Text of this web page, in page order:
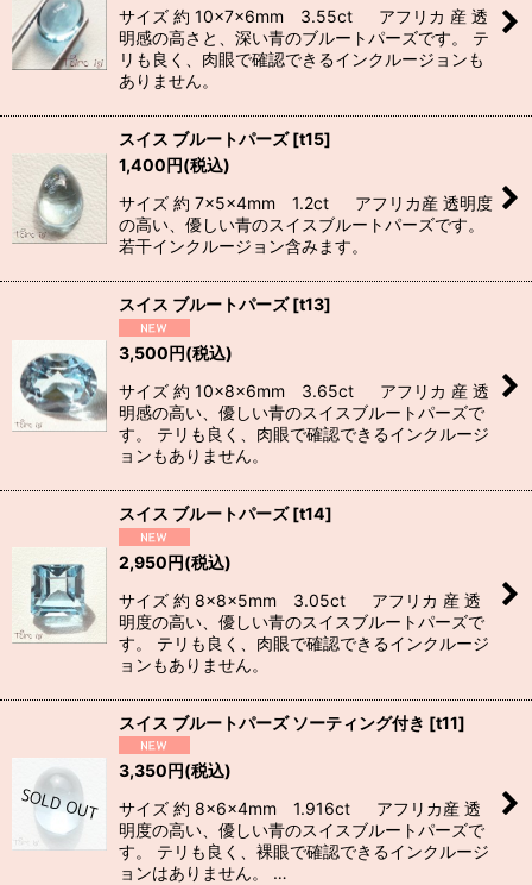
サイズ 約 10×7×6mm 3.55ct アフリカ 産 透
明感の高さと、深い青のブルートパーズです。 テ
リも良く、肉眼で確認できるインクルージョンも
ありません。
スイス ブルートパーズ[t15]
1,400円(税込)
サイズ 約 7×5×4mm 1.2ct アフリカ産 透明度
の高い、優しい青のスイスブルートパーズです。
若干インクルージョン含みます。
スイス ブルートパーズ[t13]
3,500円(税込)
サイズ 約 10×8×6mm 3.65ct アフリカ 産 透
明感の高い、優しい青のスイスブルートパーズで
す。 テリも良く、肉眼で確認できるインクルージ
ョンもありません。
スイス ブルートパーズ[t14]
2,950円(税込)
サイズ 約 8×8×5mm 3.05ct アフリカ 産 透
明度の高い、優しい青のスイスブルートパーズで
す。 テリも良く、肉眼で確認できるインクルージ
ョンもありません。
スイス ブルートパーズ ソーティング付き [t11]
3,350円(税込)
サイズ 約 8×6×4mm 1.916ct アフリカ産 透
明度の高い、優しい青のスイスブルートパーズで
す。 テリも良く、裸眼で確認できるインクルージ
ョンはありません。 …